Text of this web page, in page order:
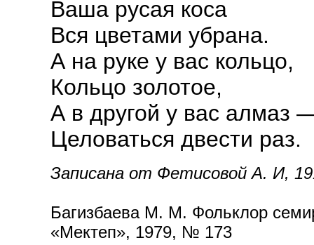
Ваша русая коса
Вся цветами убрана.
А на руке у вас кольцо,
Кольцо золотое,
А в другой у вас алмаз
Целоваться двести раз.
Записана от Фетисовой А. И,
Багизбаева М. М. Фольклор
«Мектеп», 1979, № 173